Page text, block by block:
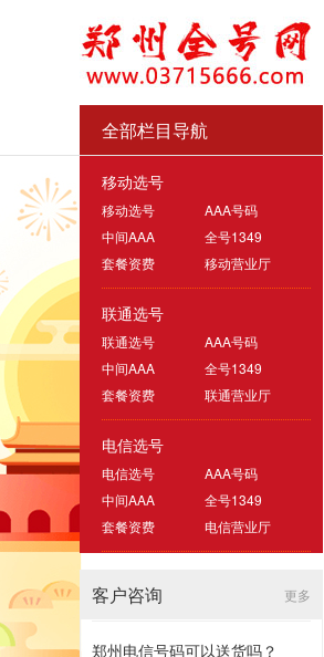
全部栏目导航
移动选号
移动选号
AAA号码
中间AAA
全号1349
套餐资费
移动营业厅
联通选号
联通选号
AAA号码
中间AAA
全号1349
套餐资费
联通营业厅
电信选号
电信选号
AAA号码
中间AAA
全号1349
套餐资费
电信营业厅
更多
客户咨询
郑州电信号码可以送货吗？